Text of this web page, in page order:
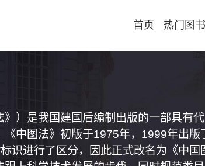
首页 热门图
）是我国建国后编制出版的一部具有
中图法》初版于1975年，1999年出
识进行了区分，因此正式改名为《中